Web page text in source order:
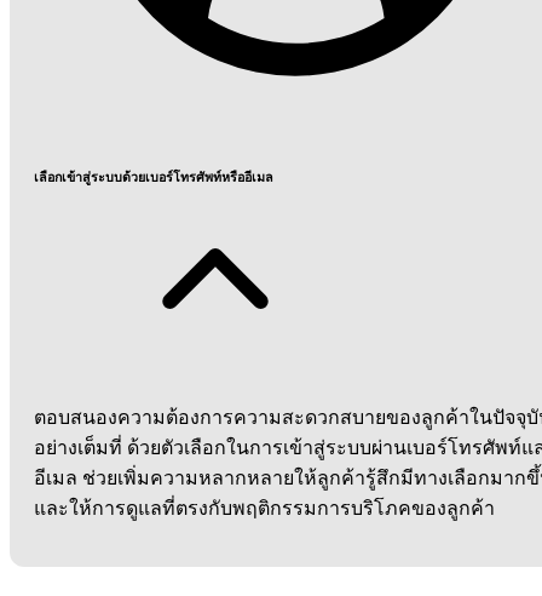
เลือกเข้าสู่ระบบด้วยเบอร์โทรศัพท์หรืออีเมล
ตอบสนองความต้องการความสะดวกสบายของลูกค้าในปัจจุ
อย่างเต็มที่ ด้วยตัวเลือกในการเข้าสู่ระบบผ่านเบอร์โทรศัพท์แ
อีเมล ช่วยเพิ่มความหลากหลายให้ลูกค้ารู้สึกมีทางเลือกมาก
และให้การดูแลที่ตรงกับพฤติกรรมการบริโภคของลูกค้า